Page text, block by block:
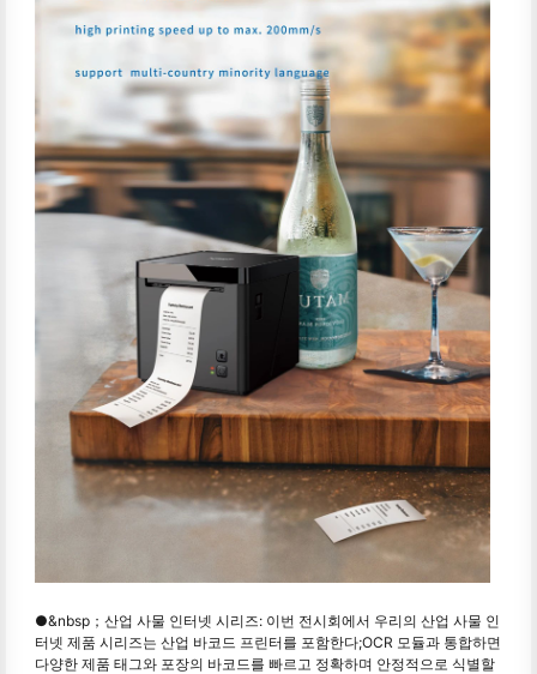
●&nbsp；산업 사물 인터넷 시리즈: 이번 전시회에서 우리의 산업 사물 인
터넷 제품 시리즈는 산업 바코드 프린터를 포함한다;OCR 모듈과 통합하면
다양한 제품 태그와 포장의 바코드를 빠르고 정확하며 안정적으로 식별할